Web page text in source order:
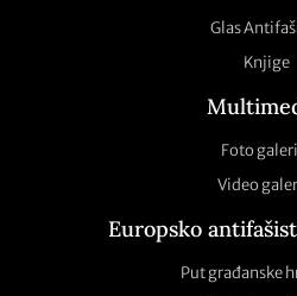
Glas
Knjige
Foto
Video
Europsko
Put građanske